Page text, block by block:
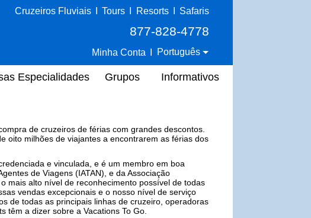
Cruzeiros Fluviais Tours Resorts Safaris
877-828-4778
Minha Conta Português
Especialidades Grupos Informativos
de cruzeiros de férias com grandes descontos.
oito milhões de viajantes a encontrarem as férias dos
e vinculada, e é um membro em boa
de Viagens (IATAN), e da Associação
mais alto nível de reconhecimento possível de todas
vendas excepcionais e o nosso nível de serviço
de todas as principais linhas de cruzeiro, operadoras
têm a dizer sobre a Vacations To Go.